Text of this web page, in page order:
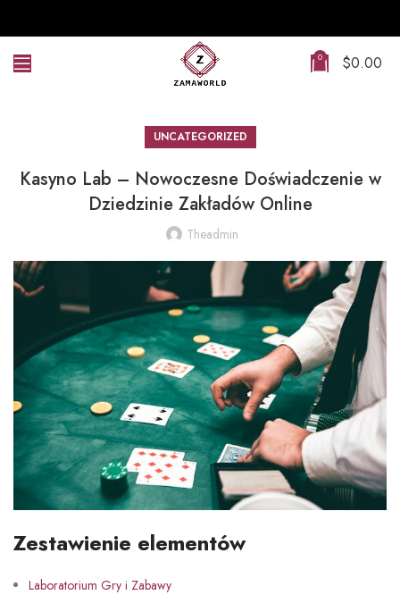
0 $0.00
UNCATEGORIZED
Kasyno Lab – Nowoczesne Doświadczenie w
Dziedzinie Zakładów Online
Theadmin
Zestawienie elementów
Laboratorium Gry i Zabawy